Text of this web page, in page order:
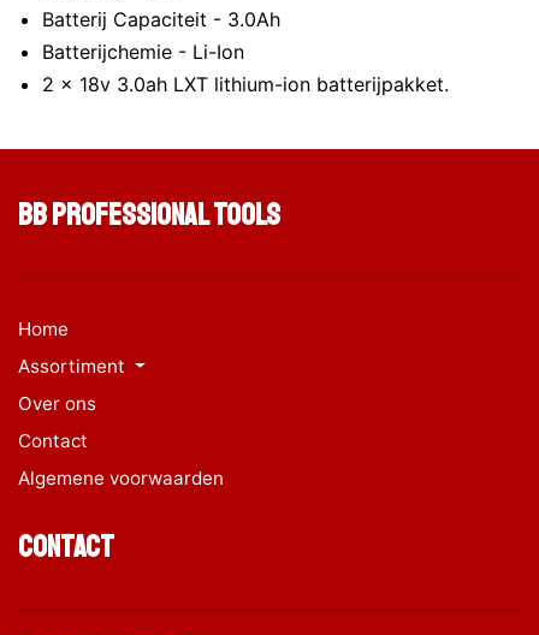
Batterij Capaciteit - 3.0Ah
Batterijchemie - Li-Ion
2 x 18v 3.0ah LXT lithium-ion batterijpakket.
BB Professional Tools
Home
Assortiment
Over ons
Contact
Algemene voorwaarden
Contact